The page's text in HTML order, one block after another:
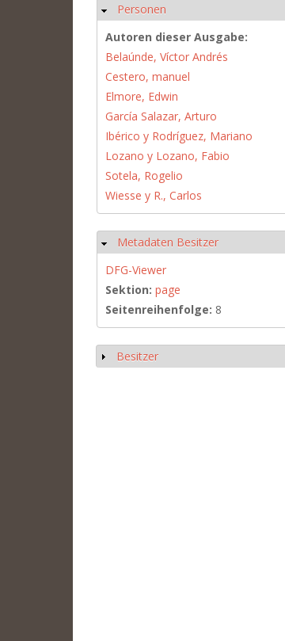
Ausblenden
Personen
Autoren dieser Ausgabe:
Belaúnde, Víctor Andrés
Cestero, manuel
Elmore, Edwin
García Salazar, Arturo
Ibérico y Rodríguez, Mariano
Lozano y Lozano, Fabio
Sotela, Rogelio
Wiesse y R., Carlos
Ausblenden
Metadaten Besitzer
DFG-Viewer
Sektion: page
Seitenreihenfolge: 8
Anzeigen
Besitzer